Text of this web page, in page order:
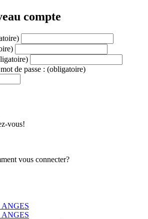
compte
de passe : (obligatoire)
vous!
vous connecter?